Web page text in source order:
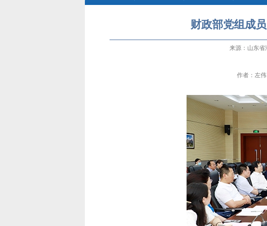
财政部党组成
来源：山东省
作者：左伟